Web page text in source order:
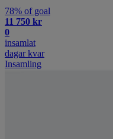
78% of goal
11 750 kr
0
insamlat
dagar kvar
Insamling